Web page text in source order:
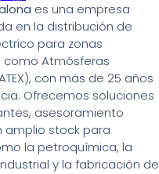
es una empresa
en la distribución de
para zonas
como Atmósferas
con más de 25 años
Ofrecemos soluciones
asesoramiento
amplio stock para
la petroquímica, la
y la fabricación de